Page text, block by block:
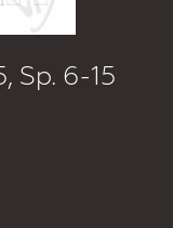
Sp. 6-15